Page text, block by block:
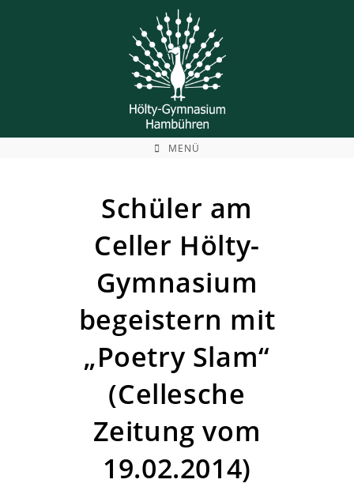
MENÜ
Schüler am
Celler Hölty-
Gymnasium
begeistern mit
„Poetry Slam“
(Cellesche
Zeitung vom
19.02.2014)